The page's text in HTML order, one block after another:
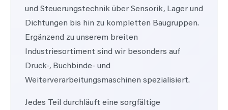
und Steuerungstechnik über Sensorik, Lager und
Dichtungen bis hin zu kompletten Baugruppen.
Ergänzend zu unserem breiten
Industriesortiment sind wir besonders auf
Druck-, Buchbinde- und
Weiterverarbeitungsmaschinen spezialisiert.
Jedes Teil durchläuft eine sorgfältige